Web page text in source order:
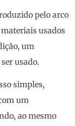
pelo arco
usados
um
usado.
simples,
um
ao mesmo